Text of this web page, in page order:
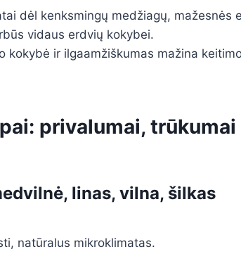
dėl kenksmingų medžiagų, mažesnės
vidaus erdvių kokybei.
kokybė ir ilgaamžiškumas mažina
privalumai,
linas, vilna, šilkas
natūralus mikroklimatas.